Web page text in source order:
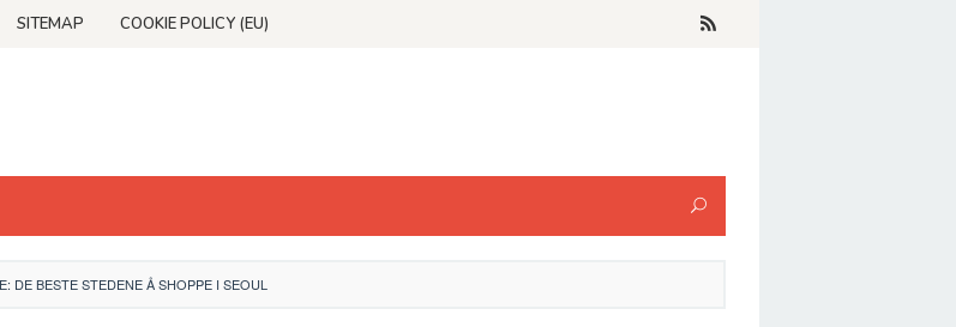
SITEMAP COOKIE POLICY (EU)
DE BESTE STEDENE Å SHOPPE I SEOUL